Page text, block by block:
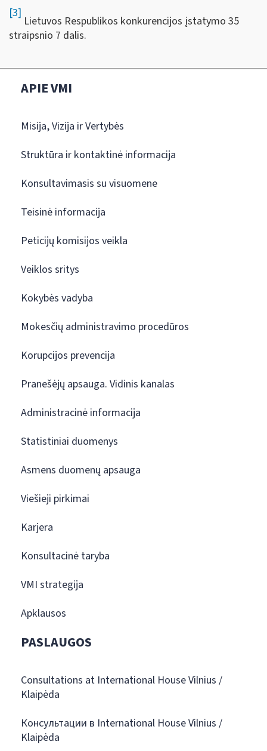
[3]
Lietuvos Respublikos konkurencijos įstatymo 35
straipsnio 7 dalis.
APIE VMI
Misija, Vizija ir Vertybės
Struktūra ir kontaktinė informacija
Konsultavimasis su visuomene
Teisinė informacija
Peticijų komisijos veikla
Veiklos sritys
Kokybės vadyba
Mokesčių administravimo procedūros
Korupcijos prevencija
Pranešėjų apsauga. Vidinis kanalas
Administracinė informacija
Statistiniai duomenys
Asmens duomenų apsauga
Viešieji pirkimai
Karjera
Konsultacinė taryba
VMI strategija
Apklausos
PASLAUGOS
Consultations at International House Vilnius /
Klaipėda
Консультации в International House Vilnius /
Klaipėda